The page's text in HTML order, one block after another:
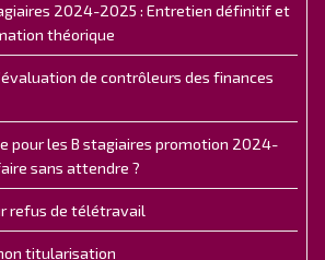
2024-2025 : Entretien définitif et
théorique
de contrôleurs des finances
pour les B stagiaires promotion 2024-
sans attendre ?
refus de télétravail
titularisation